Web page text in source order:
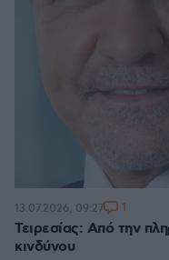
Τειρεσίας: Από την
κινδύνου
13.07.2026, 09:27 1